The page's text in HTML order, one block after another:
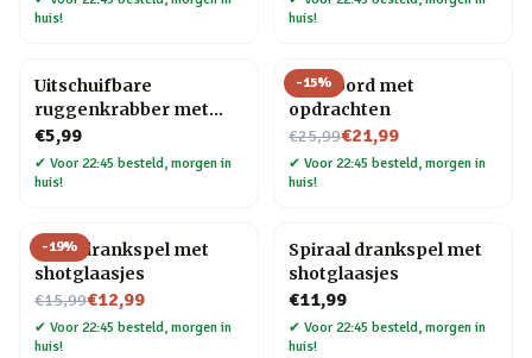
huis!
huis!
Uitschuifbare
ruggenkrabber met
houten handvat
€5,99
✔ Voor 22:45 besteld, morgen in
huis!
-15%
Pizzabord met
opdrachten
€25,99
Nu voor€21,99
✔ Voor 22:45 besteld, morgen in
huis!
-19%
Ludo drankspel met
shotglaasjes
€15,99
Nu voor€12,99
✔ Voor 22:45 besteld, morgen in
huis!
Spiraal drankspel met
shotglaasjes
€11,99
✔ Voor 22:45 besteld, morgen in
huis!